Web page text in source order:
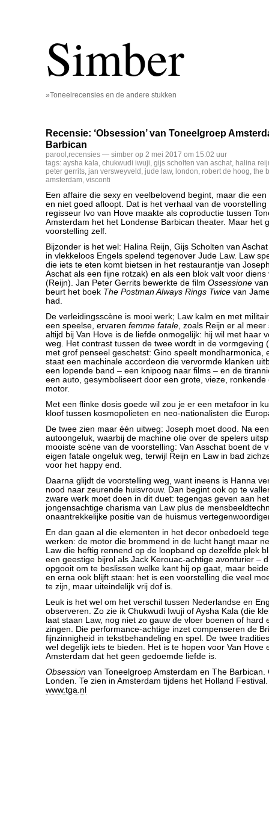
Simber
»Toneelrecensies en de andere stukken
Recensie: ‘Obsession’ van Toneelgroep
Barbican
parool ,recensies — simber op 2 mei 2017 om 15:02 uur
tags: aysha kala, chukwudi iwuji, gijs scholten van aschat, halina
peter gerrits, jan versweyveld , jude law, london, robert de hoog, the
amsterdam, visconti
Een affaire die sexy en veelbelovend begint, maar die
en niet goed afloopt. Dat is het verhaal van de voorstelling
regisseur Ivo van Hove maakte als coproductie tussen
Amsterdam het het Londense Barbican theater. Maar het
voorstelling zelf.
Bijzonder is het wel: Halina Reijn, Gijs Scholten van
in vlekkeloos Engels spelend tegenover Jude Law. Law
die iets te eten komt bietsen in het restaurantje van
Aschat als een fijne rotzak) en als een blok valt voor diens
(Reijn). Jan Peter Gerrits bewerkte de film Ossessione
beurt het boek The Postman Always Rings Twice van
had.
De verleidingsscène is mooi werk; Law kalm en met
een speelse, ervaren femme fatale, zoals Reijn er al
altijd bij Van Hove is de liefde onmogelijk: hij wil met haar
weg. Het contrast tussen de twee wordt in de vormgeving
met grof penseel geschetst: Gino speelt mondharmonica,
staat een machinale accordeon die vervormde klanken
een lopende band – een knipoog naar films – en de
een auto, gesymboliseert door een grote, vieze, ronkende
motor.
Met een flinke dosis goede wil zou je er een metafoor in
kloof tussen kosmopolieten en neo-nationalisten die
De twee zien maar één uitweg: Joseph moet dood. Na
autoongeluk, waarbij de machine olie over de spelers
mooiste scène van de voorstelling: Van Asschat boent de
eigen fatale ongeluk weg, terwijl Reijn en Law in bad
voor het happy end.
Daarna glijdt de voorstelling weg, want ineens is Hanna
nood naar zeurende huisvrouw. Dan begint ook op te
zware werk moet doen in dit duet: tegengas geven aan
jongensachtige charisma van Law plus de
onaantrekkelijke positie van de huismus
En dan gaan al die elementen in het decor onbedoeld
werken: de motor die brommend in de lucht hangt maar
Law die heftig rennend op de loopband op dezelfde plek
een geestige bijrol als Jack Kerouac-achtige avonturier –
opgooit om te beslissen welke kant hij op gaat, maar
en erna ook blijft staan: het is een voorstelling die veel
te zijn, maar uiteindelijk vrij dof is.
Leuk is het wel om het verschil tussen Nederlandse en
observeren. Zo zie ik Chukwudi Iwuji of Aysha Kala (die
laat staan Law, nog niet zo gauw de vloer boenen of hard
zingen. Die performance-achtige inzet compenseren de
fijnzinnigheid in tekstbehandeling en spel. De twee
wel degelijk iets te bieden. Het is te hopen voor Van Hove
Amsterdam dat het geen gedoemde liefde is.
Obsession van Toneelgroep Amsterdam en The
Londen. Te zien in Amsterdam tijdens het Holland
www.tga.nl